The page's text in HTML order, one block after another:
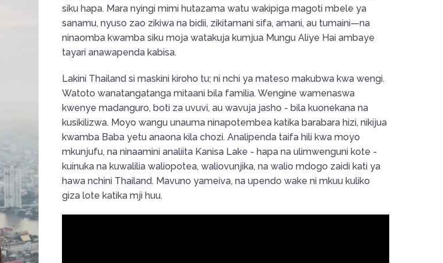
siku hapa. Mara nyingi mimi hutazama watu wakipiga magoti mbele ya
sanamu, nyuso zao zikiwa na bidii, zikitamani sifa, amani, au tumaini—na
ninaomba kwamba siku moja watakuja kumjua Mungu Aliye Hai ambaye
tayari anawapenda kabisa.
Lakini Thailand si maskini kiroho tu; ni nchi ya mateso makubwa kwa wengi.
Watoto wanatangatanga mitaani bila familia. Wengine wamenaswa
kwenye madanguro, boti za uvuvi, au wavuja jasho - bila kuonekana na
kusikilizwa. Moyo wangu unauma ninapotembea katika barabara hizi, nikijua
kwamba Baba yetu anaona kila chozi. Analipenda taifa hili kwa moyo
mkunjufu, na ninaamini analiita Kanisa Lake - hapa na ulimwenguni kote -
kuinuka na kuwalilia waliopotea, waliovunjika, na walio mdogo zaidi kati ya
hawa nchini Thailand. Mavuno yameiva, na upendo wake ni mkuu kuliko
giza lote katika mji huu.